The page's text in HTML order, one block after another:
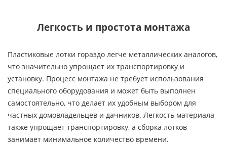
Легкость и простота монтажа
Пластиковые лотки гораздо легче металлических аналогов,
что значительно упрощает их транспортировку и
установку. Процесс монтажа не требует использования
специального оборудования и может быть выполнен
самостоятельно, что делает их удобным выбором для
частных домовладельцев и дачников. Легкость материала
также упрощает транспортировку, а сборка лотков
занимает минимальное количество времени.